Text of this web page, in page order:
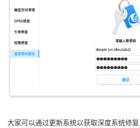
大家可以通过更新系统以获取深度系统修